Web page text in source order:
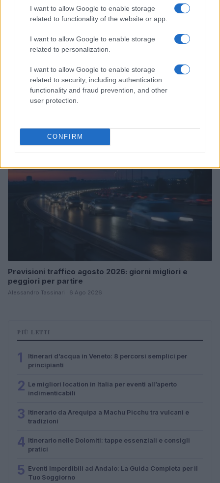
I want to allow Google to enable storage
related to functionality of the website or app.
I want to allow Google to enable storage
related to personalization.
I want to allow Google to enable storage
related to security, including authentication
functionality and fraud prevention, and other
user protection.
CONFIRM
Evitare il sold out nelle gite di un giorno: strategie
pratiche
Previsioni traffico agosto 2026: giorni migliori e
peggiori per partire
Alessandro Tassinari · 6 Ago 2026
PIÙ LETTI
1
Itinerari d’acqua in Veneto: 8 percorsi semplici per
principianti
2 Le migliori location in Italia per eventi all’aperto
indimenticabili
3 Itinerario da Arequipa a Machu Picchu tra vulcani e
tradizioni
4 Itinerario nelle Dolomiti: tappe essenziali e consigli
pratici
5 Eventi Imperdibili ad Andalo: La Guida Completa per il
Tuo Soggiorno